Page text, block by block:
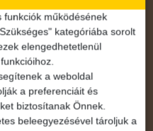
funkciók működésének
kategóriába sorolt
elengedhetetlenül
a weboldal
a preferenciáit és
biztosítanak Önnek.
beleegyezésével tároljuk a